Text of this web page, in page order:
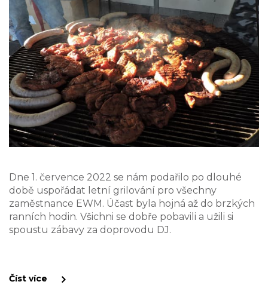
Dne 1. července 2022 se nám podařilo po dlouhé
době uspořádat letní grilování pro všechny
zaměstnance EWM. Účast byla hojná až do brzkých
ranních hodin. Všichni se dobře pobavili a užili si
spoustu zábavy za doprovodu DJ.
Číst více